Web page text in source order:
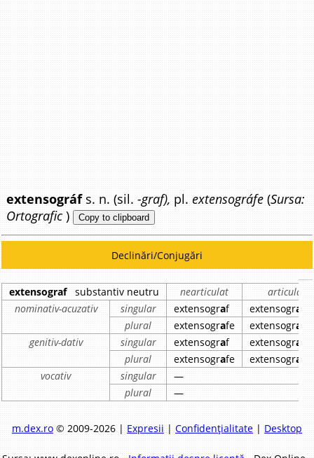
extensográfs. n. (sil.-graf), pl.extensográfe (Sursa:
Ortografic ) Copy to clipboard
Declinări/Conjugări
extensografsubstantiv neutru nearticulat
articulat
nominativ-acuzativ
singular extensograf extensogra
plural
extensografe extensogra
genitiv-dativ
singular extensograf extensogra
plural
extensografe extensogra
vocativ
singular
—
plural
—
m.dex.ro© 2009-2026 | Expresii | Confidențialitate| Desktop